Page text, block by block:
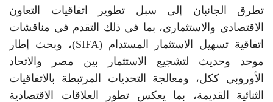
تطرق الجانبان إلى سبل تطوير اتفاقيات التعاون
الاقتصادي والاستثماري، بما في ذلك التقدم في مناقشات
اتفاقية تسهيل الاستثمار المستدام (SIFA)، وبحث إطار
موحد وحديث لتشجيع الاستثمار بين مصر والاتحاد
الأوروبي ككل، ومعالجة التحديات المرتبطة بالاتفاقيات
الثنائية القديمة، بما يعكس تطور العلاقات الاقتصادية